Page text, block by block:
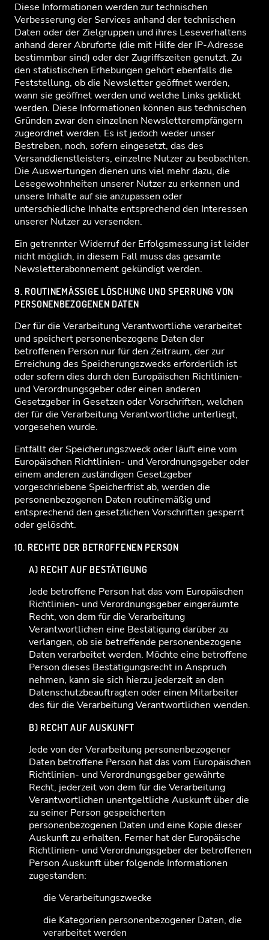
Diese Informationen werden zur technischen
Verbesserung der Services anhand der technischen
Daten oder der Zielgruppen und ihres Leseverhaltens
anhand derer Abruforte (die mit Hilfe der IP-Adresse
bestimmbar sind) oder der Zugriffszeiten genutzt. Zu
den statistischen Erhebungen gehört ebenfalls die
Feststellung, ob die Newsletter geöffnet werden,
wann sie geöffnet werden und welche Links geklickt
werden. Diese Informationen können aus technischen
Gründen zwar den einzelnen Newsletterempfängern
zugeordnet werden. Es ist jedoch weder unser
Bestreben, noch, sofern eingesetzt, das des
Versanddienstleisters, einzelne Nutzer zu beobachten.
Die Auswertungen dienen uns viel mehr dazu, die
Lesegewohnheiten unserer Nutzer zu erkennen und
unsere Inhalte auf sie anzupassen oder
unterschiedliche Inhalte entsprechend den Interessen
unserer Nutzer zu versenden.
Ein getrennter Widerruf der Erfolgsmessung ist leider
nicht möglich, in diesem Fall muss das gesamte
Newsletterabonnement gekündigt werden.
9. ROUTINEMÄSSIGE LÖSCHUNG UND SPERRUNG VON P
ERSONENBEZOGENEN DATEN
Der für die Verarbeitung Verantwortliche verarbeitet
und speichert personenbezogene Daten der
betroffenen Person nur für den Zeitraum, der zur
Erreichung des Speicherungszwecks erforderlich ist
oder sofern dies durch den Europäischen Richtlinien-
und Verordnungsgeber oder einen anderen
Gesetzgeber in Gesetzen oder Vorschriften, welchen
der für die Verarbeitung Verantwortliche unterliegt,
vorgesehen wurde.
Entfällt der Speicherungszweck oder läuft eine vom
Europäischen Richtlinien- und Verordnungsgeber oder
einem anderen zuständigen Gesetzgeber
vorgeschriebene Speicherfrist ab, werden die
personenbezogenen Daten routinemäßig und
entsprechend den gesetzlichen Vorschriften gesperrt
oder gelöscht.
10. RECHTE DER BETROFFENEN PERSON
A) RECHT AUF BESTÄTIGUNG
Jede betroffene Person hat das vom Europäischen
Richtlinien- und Verordnungsgeber eingeräumte
Recht, von dem für die Verarbeitung
Verantwortlichen eine Bestätigung darüber zu
verlangen, ob sie betreffende personenbezogene
Daten verarbeitet werden. Möchte eine betroffene
Person dieses Bestätigungsrecht in Anspruch
nehmen, kann sie sich hierzu jederzeit an den
Datenschutzbeauftragten oder einen Mitarbeiter
des für die Verarbeitung Verantwortlichen wenden.
B) RECHT AUF AUSKUNFT
Jede von der Verarbeitung personenbezogener
Daten betroffene Person hat das vom Europäischen
Richtlinien- und Verordnungsgeber gewährte
Recht, jederzeit von dem für die Verarbeitung
Verantwortlichen unentgeltliche Auskunft über die
zu seiner Person gespeicherten
personenbezogenen Daten und eine Kopie dieser
Auskunft zu erhalten. Ferner hat der Europäische
Richtlinien- und Verordnungsgeber der betroffenen
Person Auskunft über folgende Informationen
zugestanden:
die Verarbeitungszwecke
die Kategorien personenbezogener Daten, die
verarbeitet werden